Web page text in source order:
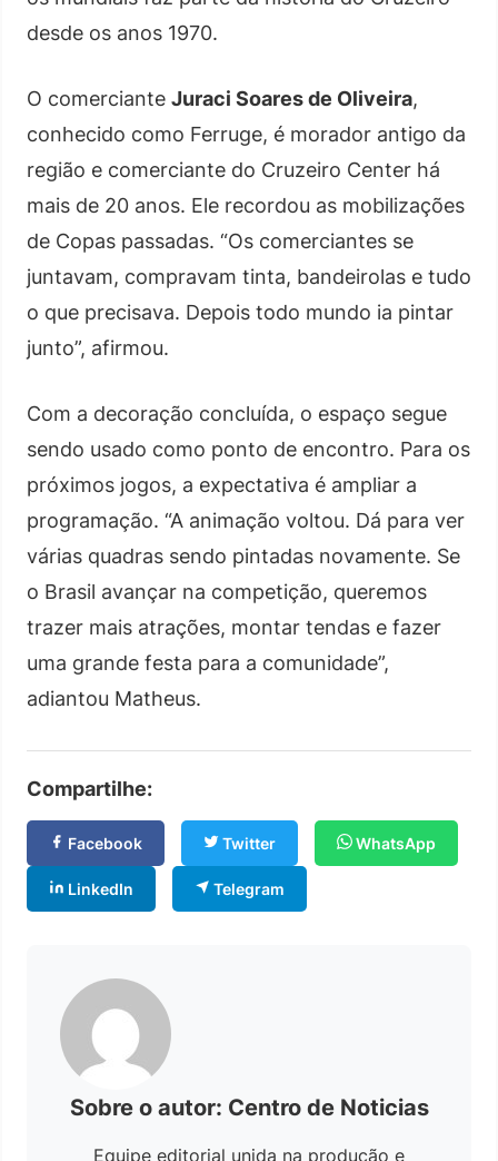
desde os anos 1970.
O comerciante Juraci Soares de Oliveira,
conhecido como Ferruge, é morador antigo da
região e comerciante do Cruzeiro Center há
mais de 20 anos. Ele recordou as mobilizações
de Copas passadas. “Os comerciantes se
juntavam, compravam tinta, bandeirolas e tudo
o que precisava. Depois todo mundo ia pintar
junto”, afirmou.
Com a decoração concluída, o espaço segue
sendo usado como ponto de encontro. Para os
próximos jogos, a expectativa é ampliar a
programação. “A animação voltou. Dá para ver
várias quadras sendo pintadas novamente. Se
o Brasil avançar na competição, queremos
trazer mais atrações, montar tendas e fazer
uma grande festa para a comunidade”,
adiantou Matheus.
Compartilhe:
Facebook Twitter WhatsApp
LinkedIn Telegram
Sobre o autor: Centro de Noticias
Equipe editorial unida na produção e